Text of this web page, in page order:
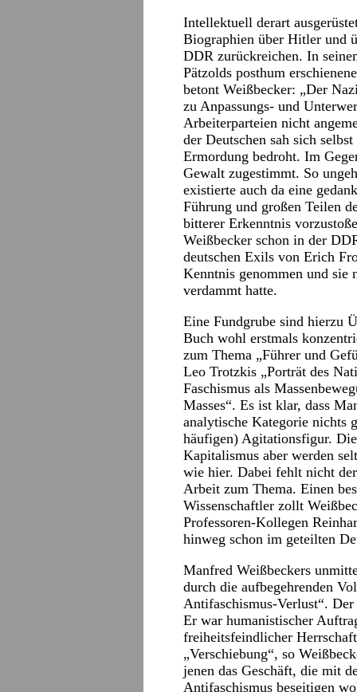
Intellektuell derart
Biographien über Hitler und
DDR zurückreichen. In
Pätzolds posthum
betont Weißbecker: „Der
zu Anpassungs- und
Arbeiterparteien nicht
der Deutschen sah sich
Ermordung bedroht. Im
Gewalt zugestimmt. So
existierte auch da eine
Führung und großen Teilen
bitterer Erkenntnis
Weißbecker schon in der
deutschen Exils von Erich
Kenntnis genommen und sie
verdammt hatte.
Eine Fundgrube sind hierzu
Buch wohl erstmals
zum Thema „Führer und
Leo Trotzkis „Porträt des
Faschismus als
Masses“. Es ist klar, dass
analytische Kategorie nichts
häufigen) Agitationsfigur.
Kapitalismus aber werden
wie hier. Dabei fehlt nicht
Arbeit zum Thema. Einen
Wissenschaftler zollt
Professoren-Kollegen
hinweg schon im geteilten
Manfred Weißbeckers
durch die aufbegehrenden
Antifaschismus-Verlust“.
Er war humanistischer
freiheitsfeindlicher
„Verschiebung“, so
jenen das Geschäft, die mit
Antifaschismus beseitigen